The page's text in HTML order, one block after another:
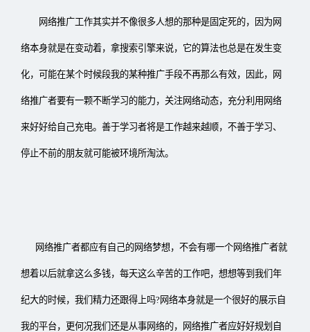
网络推广工作其实并不像很多人想的那种是固定死的，因为网
络本身就是在变动着，拿搜索引擎来说，它的算法也总是在发生变
化，可能在某个时候段我的某种推广手段不再那么有效，因此，网
络推广者要有一颗不断学习的能力，关注网络动态，充分利用网络
来好好给自己充电。善于学习者将是工作越来越顺，不善于学习、
停止不前的朋友就可能被环境所淘汰。
网络推广者都应有自己的网络梦想，不会有哪一个网络推广者就
想着以后就拿这么多钱，每天这么辛苦的工作吧，想想等到我们年
纪大的时候，我们精力还跟得上吗?网络本身就是一个很好的展示自
我的平台，更何况我们还是从事网络的，网络推广者应好好规划自